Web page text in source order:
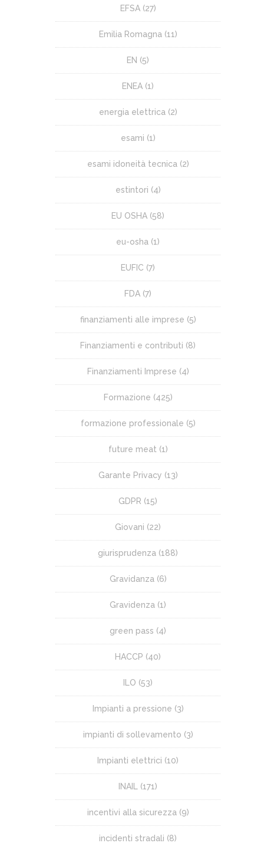
EFSA(27)
Emilia Romagna(11)
EN (5)
ENEA (1)
energia elettrica(2)
esami (1)
esami idoneità tecnica(2)
estintori (4)
EU OSHA (58)
eu-osha (1)
EUFIC (7)
FDA (7)
finanziamenti alle imprese (5)
Finanziamenti e contributi (8)
Finanziamenti Imprese (4)
Formazione (425)
formazione professionale (5)
future meat(1)
Garante Privacy (13)
GDPR (15)
Giovani (22)
giurisprudenza (188)
Gravidanza(6)
Gravidenza (1)
green pass (4)
HACCP (40)
ILO (53)
Impianti a pressione (3)
impianti di sollevamento (3)
Impianti elettrici (10)
INAIL (171)
incentivi alla sicurezza(9)
incidenti stradali (8)